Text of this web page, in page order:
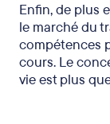
Enfin, de plus
le marché du
compétences
cours. Le
vie est plus